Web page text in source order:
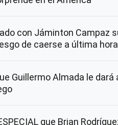
con Jáminton Campaz
de caerse a última hora
Guillermo Almada le
que Brian